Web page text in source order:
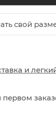
свой
и
первом